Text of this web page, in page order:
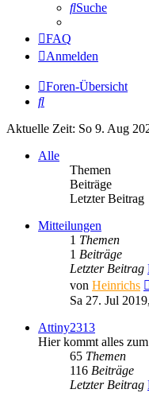
Suche
FAQ
Anmelden
Foren-Übersicht
Suche
Aktuelle Zeit: So 9. Aug
Alle
Themen
Beiträge
Letzter Beitrag
Mitteilungen
1 Themen
1 Beiträge
Letzter Beitrag
von Heinrichs
Sa 27. Jul
Attiny2313
Hier kommt alles
65 Themen
116 Beiträge
Letzter Beitrag